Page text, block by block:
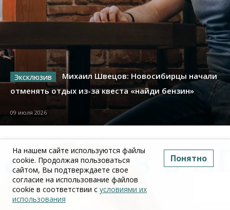
Михаил Швецов: Новосибирцы начали
отменять отдых из-за квеста «найди бензин»
09 июля 2026
На нашем сайте используются файлы
cookie. Продолжая пользоваться
сайтом, Вы подтверждаете свое
согласие на использование файлов
cookie в соответствии с условиями их
использования
Понятно